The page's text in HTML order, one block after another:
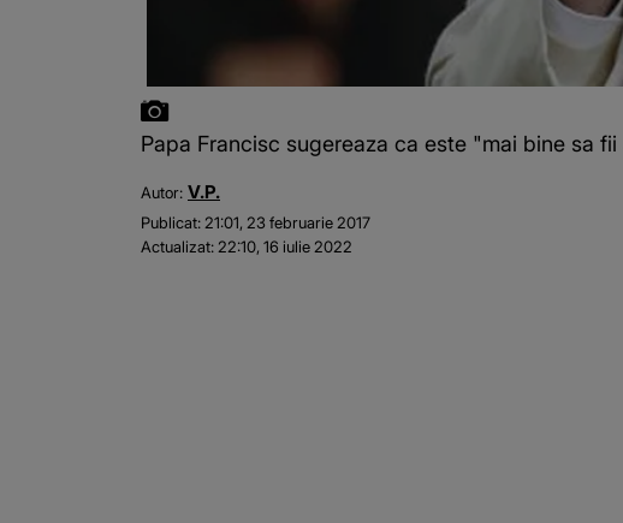
Papa Francisc sugereaza ca este "mai bine sa
Autor: V.P.
Publicat: 21:01, 23 februarie 2017
Actualizat: 22:10, 16 iulie 2022